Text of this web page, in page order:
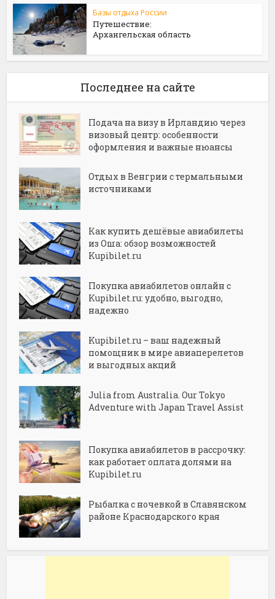
Базы отдыха России
Путешествие:
Архангельская область
Последнее на сайте
Подача на визу в Ирландию через
визовый центр: особенности
оформления и важные нюансы
Отдых в Венгрии с термальными
источниками
Как купить дешёвые авиабилеты
из Оша: обзор возможностей
Kupibilet.ru
Покупка авиабилетов онлайн с
Kupibilet.ru: удобно, выгодно,
надежно
Kupibilet.ru – ваш надежный
помощник в мире авиаперелетов
и выгодных акций
Julia from Australia. Our Tokyo
Adventure with Japan Travel Assist
Покупка авиабилетов в рассрочку:
как работает оплата долями на
Kupibilet.ru
Рыбалка с ночевкой в Славянском
районе Краснодарского края